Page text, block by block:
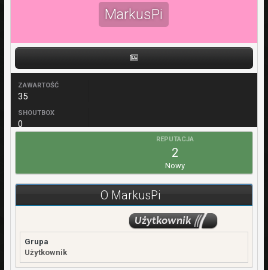
MarkusPi
ZAWARTOŚĆ
35
SHOUTBOX
0
5 Marzec 2025
REPUTACJA
2
Nowy
O MarkusPi
Grupa
Użytkownik